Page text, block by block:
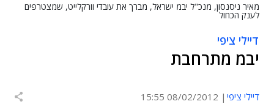
מאיר ניסנסון, מנכ"ל יבמ ישראל, מברך את עובדי וורקלייט, שמצטרפים
לענק הכחול
דיילי ציפי
יבמ מתרחבת
דיילי ציפי 08/02/2012 15:55